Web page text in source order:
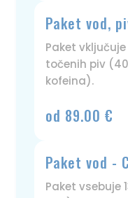
Paket vod,
Paket
točenih piv
kofeina).
od 89.00 €
Paket vod -
Paket vsebuje